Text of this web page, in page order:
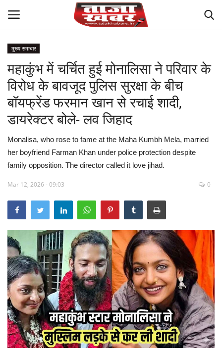
मध्य प्रदेश
विश्व
देश
विदेश
मुख्य समाचार
राष्ट्रीय
खेल
राज्य
व्यापार
रोजगार
संपादकीय
मुख्य समाचार
महाकुंभ में चर्चित हुई मोनालिसा ने परिवार के
विरोध के बावजूद पुलिस सुरक्षा के बीच
बॉयफ्रेंड फरमान खान से रचाई शादी,
डायरेक्टर बोले- लव जिहाद
Monalisa, who rose to fame at the Maha Kumbh Mela, married
her boyfriend Farman Khan under police protection despite
family opposition. The director called it love jihad.
Mar 12, 2026 - 09:03 0